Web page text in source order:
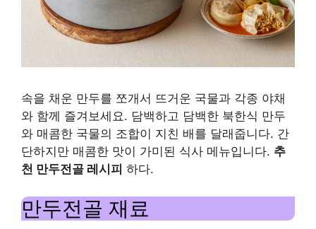
두 레시피
| 공작물고
기와 만두
재료
만두
전골
레시
피
요
팁
속을 채운 만두를 쪼개서 뜨거운 국물과 각종 야채
와 함께 즐겨보세요. 담백하고 담백한 북한식 만두
와 매콤한 국물의 조합이 지친 배를 달래줍니다. 간
단하지만 매콤한 맛이 가미된 식사 메뉴입니다. 추
천 만두전골 레시피 하다.
만두전골 재료